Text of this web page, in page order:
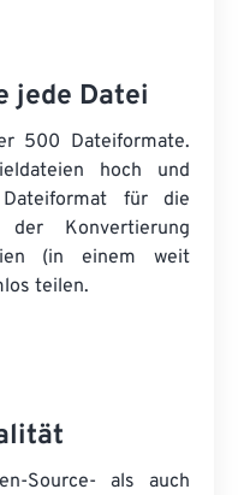
jede Datei
500 Dateiformate.
hoch und
für die
Konvertierung
(in einem weit
teilen.
Source- als auch